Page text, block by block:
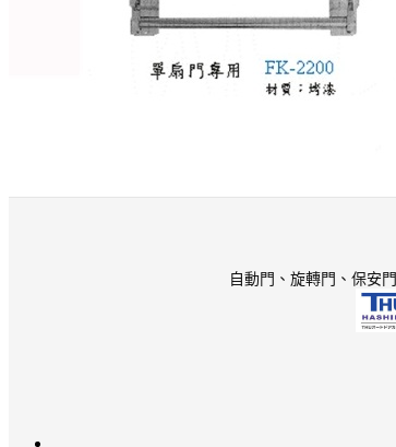
自動門、旋轉門、保安門